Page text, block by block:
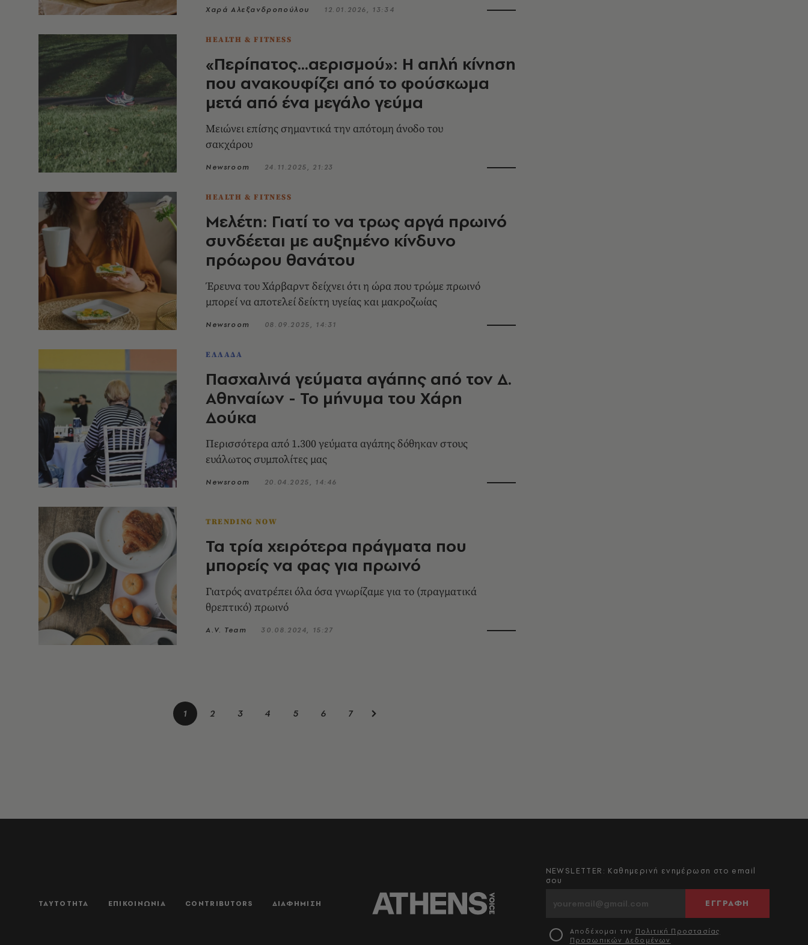
Χαρά Αλεξανδροπούλου 12.01.2026, 13:34
HEALTH & FITNESS
«Περίπατος...αερισμού»: Η απλή κίνηση
που ανακουφίζει από το φούσκωμα
μετά από ένα μεγάλο γεύμα
Mειώνει επίσης σημαντικά την απότομη άνοδο του
σακχάρου
Newsroom 24.11.2025, 21:23
HEALTH & FITNESS
Μελέτη: Γιατί το να τρως αργά πρωινό
συνδέεται με αυξημένο κίνδυνο
πρόωρου θανάτου
Έρευνα του Χάρβαρντ δείχνει ότι η ώρα που τρώμε πρωινό
μπορεί να αποτελεί δείκτη υγείας και μακροζωίας
Newsroom 08.09.2025, 14:31
ΕΛΛΑΔΑ
Πασχαλινά γεύματα αγάπης από τον Δ.
Αθηναίων - Το μήνυμα του Χάρη
Δούκα
Περισσότερα από 1.300 γεύματα αγάπης δόθηκαν στους
ευάλωτος συμπολίτες μας
Newsroom 20.04.2025, 14:46
TRENDING NOW
Τα τρία χειρότερα πράγματα που
μπορείς να φας για πρωινό
Γιατρός ανατρέπει όλα όσα γνωρίζαμε για το (πραγματικά
θρεπτικό) πρωινό
A.V. Team 30.08.2024, 15:27
1 2 3 4 5 6 7
ΤΑΥΤΟΤΗΤΑ ΕΠΙΚΟΙΝΩΝΙΑ CONTRIBUTORS ΔΙΑΦΗΜΙΣΗ
NEWSLETTER: Καθημερινή ενημέρωση στο email
σου
ΕΓΓΡΑΦΗ
Αποδέχομαι την Πολιτική Προστασίας
Προσωπικών Δεδομένων